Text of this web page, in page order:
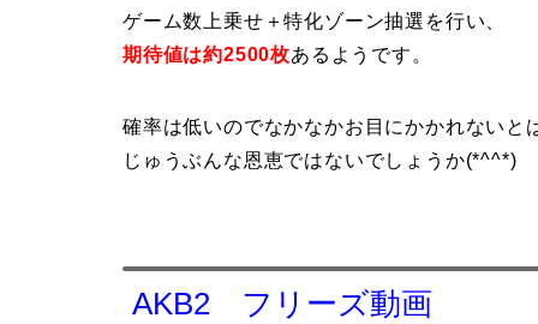
ゲーム数上乗せ＋特化ゾーン抽選を行い、
期待値は約2500枚あるようです。
確率は低いのでなかなかお目にかかれないと
じゅうぶんな恩恵ではないでしょうか(*^^*)
AKB2 フリーズ動画